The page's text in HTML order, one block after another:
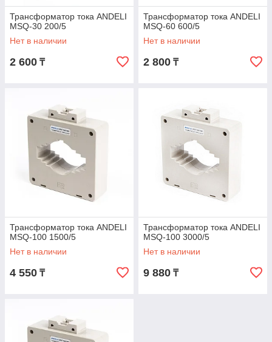
Трансформатор тока ANDELI
MSQ-30 200/5
Нет в наличии
2 600 ₸
Трансформатор тока ANDELI
MSQ-60 600/5
Нет в наличии
2 800 ₸
Трансформатор тока ANDELI
MSQ-100 1500/5
Нет в наличии
4 550 ₸
Трансформатор тока ANDELI
MSQ-100 3000/5
Нет в наличии
9 880 ₸